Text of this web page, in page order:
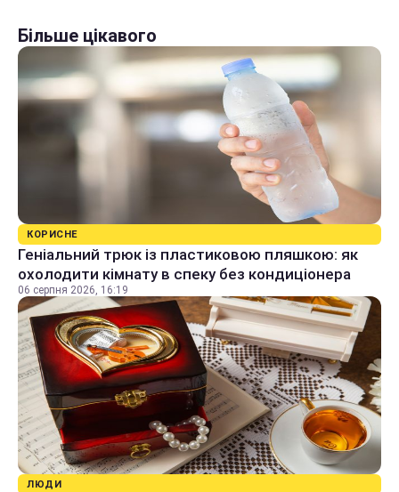
Більше цікавого
КОРИСНЕ
Геніальний трюк із пластиковою пляшкою: як
охолодити кімнату в спеку без кондиціонера
06 серпня 2026, 16:19
ЛЮДИ